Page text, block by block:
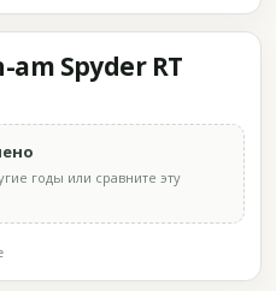
am Spyder RT
годы или сравните эту